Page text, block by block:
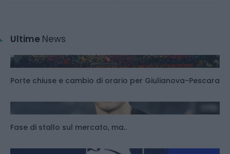
Ultime News
Porte chiuse e cambio di orario per Giulianova-Pescara
Fase di stallo sul mercato, ma..